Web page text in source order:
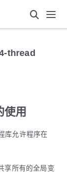
thread
用
库允许程序在
享所有的全局变